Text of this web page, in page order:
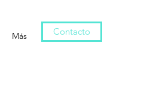
Más Contacto